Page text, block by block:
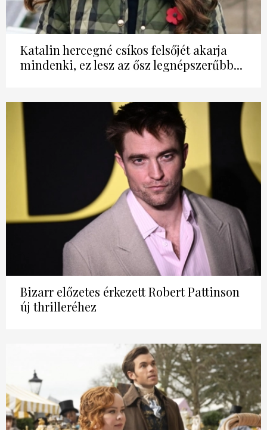
Katalin hercegné csíkos felsőjét akarja
mindenki, ez lesz az ősz legnépszerűbb...
Bizarr előzetes érkezett Robert Pattinson
új thrilleréhez